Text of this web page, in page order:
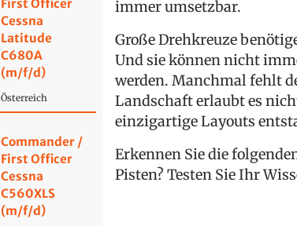
First Officer
Cessna
Latitude
C680A
(m/f/d)
Österreich
Commander /
First Officer
Cessna
C560XLS
(m/f/d)
immer umsetzbar.
Große Drehkreuze
Und sie können nicht
werden. Manchmal fehlt
Landschaft erlaubt es
einzigartige Layouts
Erkennen Sie die
Pisten? Testen Sie Ihr